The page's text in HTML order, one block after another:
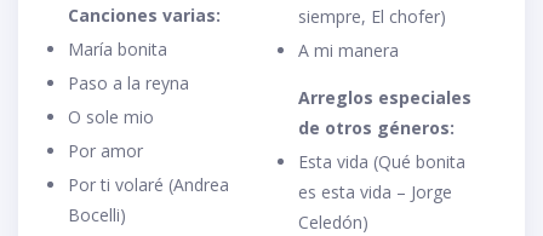
Canciones varias:
María bonita
Paso a la reyna
O sole mio
Por amor
Por ti volaré (Andrea
Bocelli)
siempre, El chofer)
A mi manera
Arreglos especiales
de otros géneros:
Esta vida (Qué bonita
es esta vida – Jorge
Celedón)